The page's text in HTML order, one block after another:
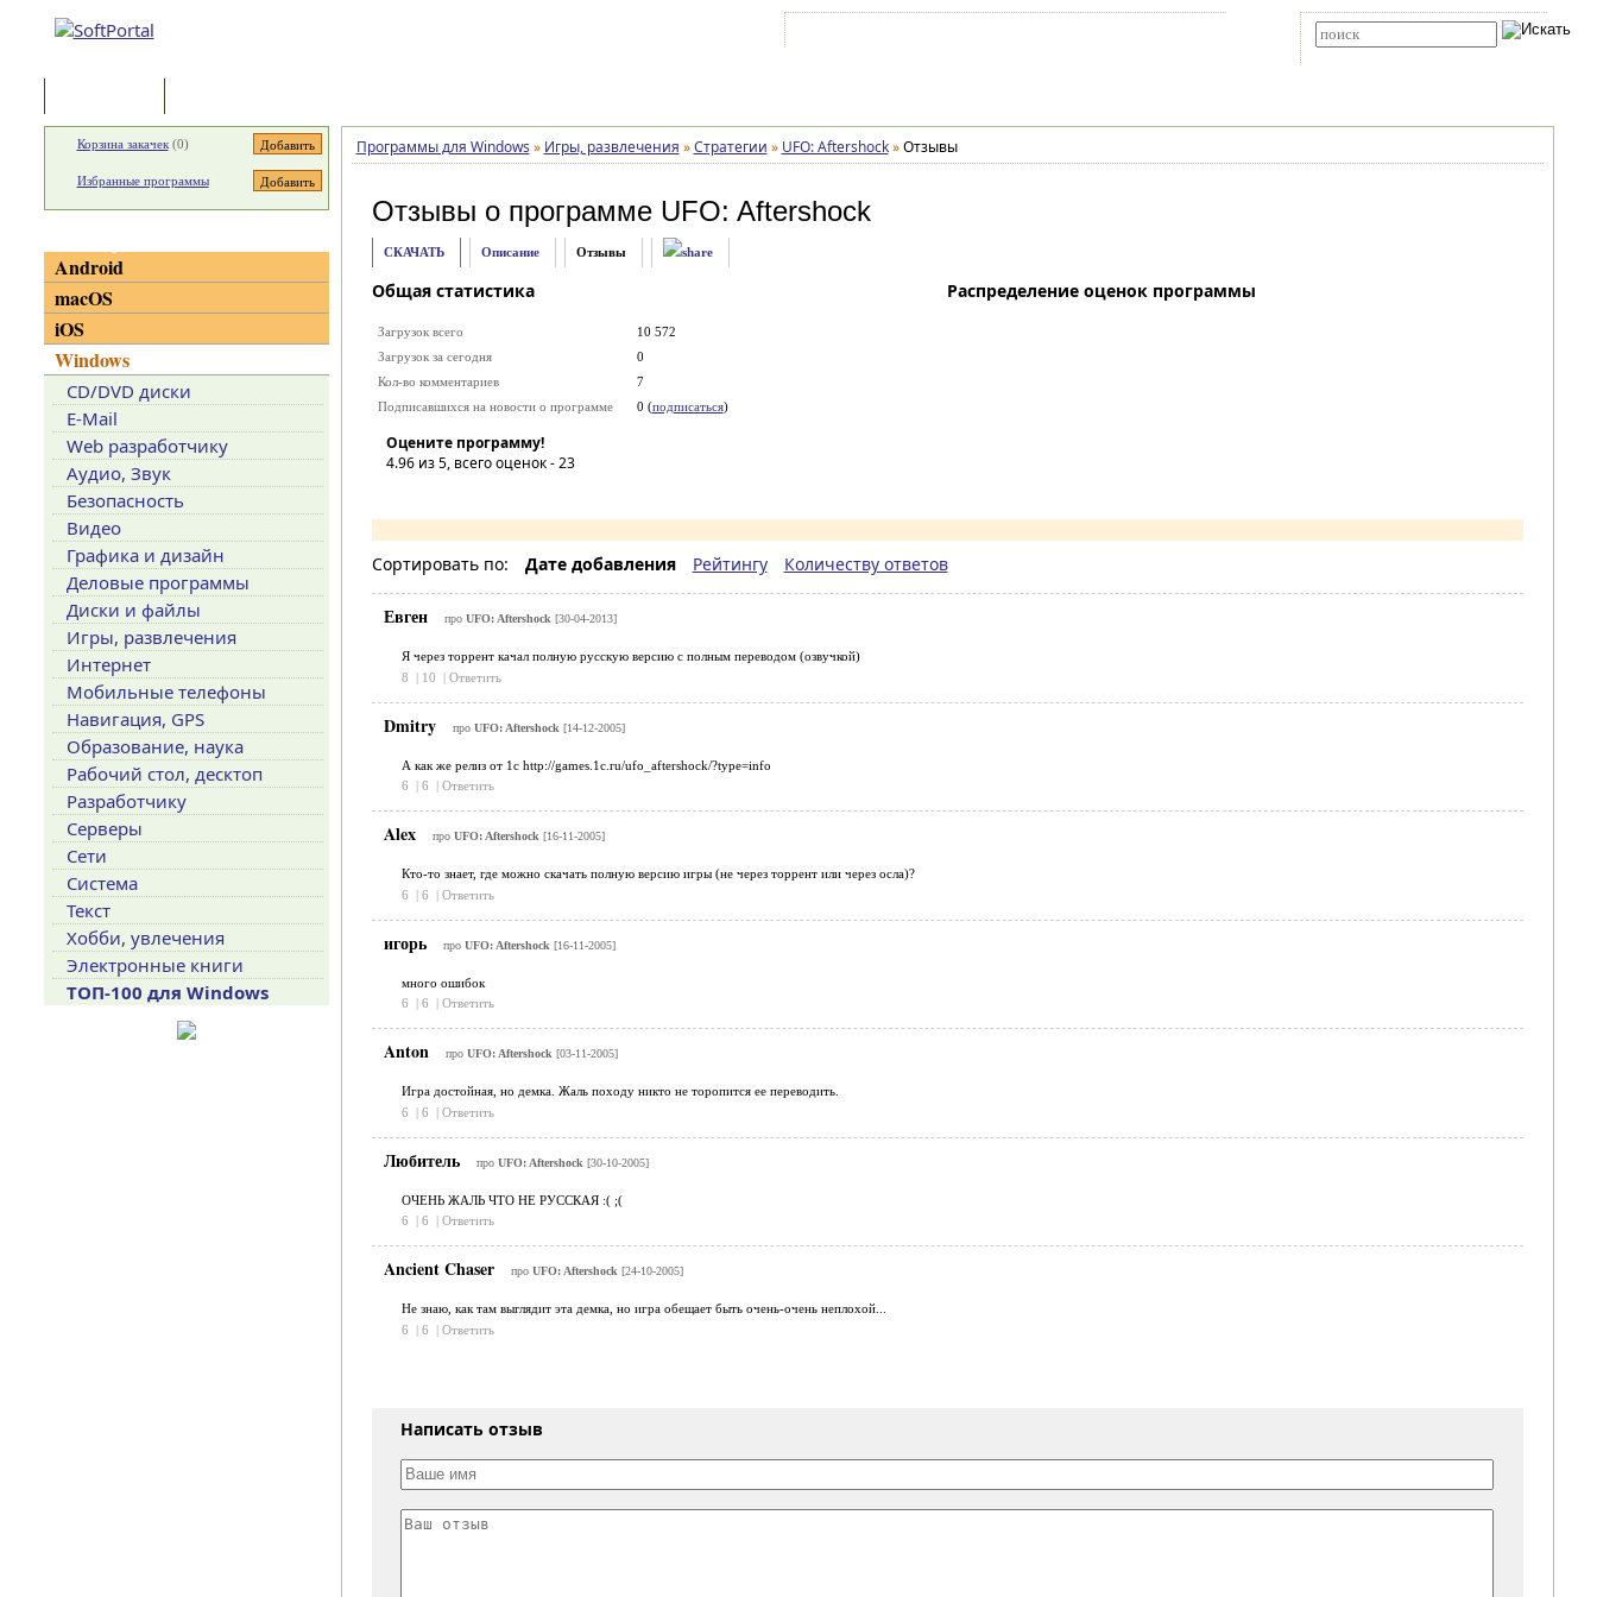
Программы для Windows » Игры, развлечения » Стратегии » UFO: Aftershock » Отзывы
Отзывы о программе UFO: Aftershock
СКАЧАТЬ Описание Отзывы
Общая статистика
Загрузок всего
10 572
Загрузок за сегодня
0
Кол-во комментариев
7
Подписавшихся на новости о программе
0 (подписаться)
Оцените программу!
4.96из 5, всего оценок -23
Распределение оценок программы
Сортировать по: Дате добавления Рейтингу Количеству ответов
Евген про UFO: Aftershock [30-04-2013]
Я через торрент качал полную русскую версию с полным переводом (озвучкой)
8
| 10 | Ответить
Dmitry про UFO: Aftershock [14-12-2005]
А как же релиз от 1с http://games.1c.ru/ufo_aftershock/?type=info
6
| 6 | Ответить
Alex про UFO: Aftershock [16-11-2005]
Кто-то знает, где можно скачать полную версию игры (не через торрент или через осла)?
6
| 6 | Ответить
игорь про UFO: Aftershock [16-11-2005]
много ошибок
6
| 6 | Ответить
Anton про UFO: Aftershock [03-11-2005]
Игра достойная, но демка. Жаль походу никто не торопится ее переводить.
6
| 6 | Ответить
Любитель про UFO: Aftershock [30-10-2005]
ОЧЕНЬ ЖАЛЬ ЧТО НЕ РУССКАЯ :( ;(
6
| 6 | Ответить
Ancient Chaser про UFO: Aftershock [24-10-2005]
Не знаю, как там выглядит эта демка, но игра обещает быть очень-очень неплохой...
6
| 6 | Ответить
Написать отзыв
Корзина закачек(0)
Избранные программы
Android
macOS
iOS
Windows
CD/DVD диски
E-Mail
Web разработчику
Аудио, Звук
Безопасность
Видео
Графика и дизайн
Деловые программы
Диски и файлы
Игры, развлечения
Интернет
Мобильные телефоны
Навигация, GPS
Образование, наука
Рабочий стол, десктоп
Разработчику
Серверы
Сети
Система
Текст
Хобби, увлечения
Электронные книги
ТОП-100 для Windows